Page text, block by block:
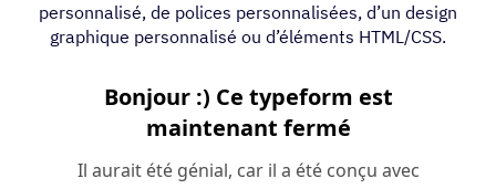
personnalisé, de polices personnalisées, d’un design
graphique personnalisé ou d’éléments HTML/CSS.